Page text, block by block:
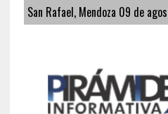
San Rafael, Mendoza 09 de